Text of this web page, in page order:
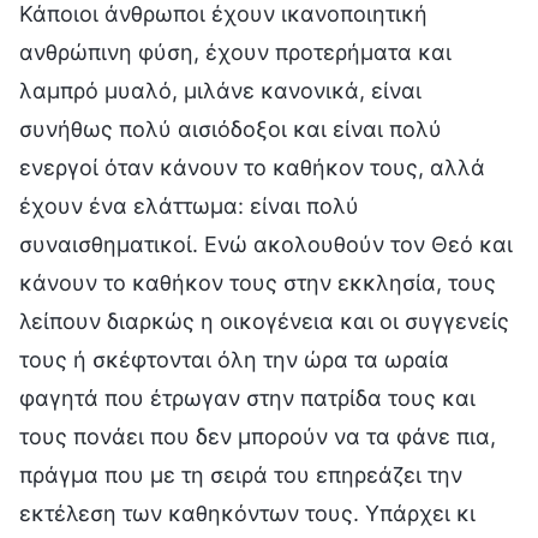
Κάποιοι άνθρωποι έχουν ικανοποιητική
ανθρώπινη φύση, έχουν προτερήματα και
λαμπρό μυαλό, μιλάνε κανονικά, είναι
συνήθως πολύ αισιόδοξοι και είναι πολύ
ενεργοί όταν κάνουν το καθήκον τους, αλλά
έχουν ένα ελάττωμα: είναι πολύ
συναισθηματικοί. Ενώ ακολουθούν τον Θεό και
κάνουν το καθήκον τους στην εκκλησία, τους
λείπουν διαρκώς η οικογένεια και οι συγγενείς
τους ή σκέφτονται όλη την ώρα τα ωραία
φαγητά που έτρωγαν στην πατρίδα τους και
τους πονάει που δεν μπορούν να τα φάνε πια,
πράγμα που με τη σειρά του επηρεάζει την
εκτέλεση των καθηκόντων τους. Υπάρχει κι